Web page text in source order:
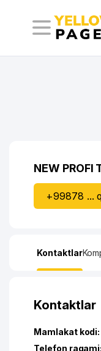
NEW PROFI
+99878 ...
Kontaktlar
Kontaktlar
Mamlakat kodi:
Telefon raqami: